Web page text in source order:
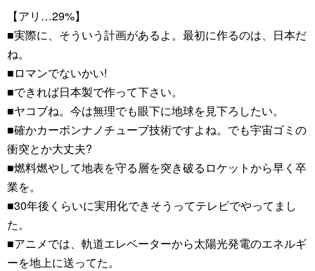
【アリ…29%】
■実際に、そういう計画があるよ。最初に作るのは、日本だ
ね。
■ロマンでないかい!
■できれば日本製で作って下さい。
■ヤコブね。今は無理でも眼下に地球を見下ろしたい。
■確かカーボンナノチューブ技術ですよね。でも宇宙ゴミの
衝突とか大丈夫?
■燃料燃やして地表を守る層を突き破るロケットから早く卒
業を。
■30年後くらいに実用化できそうってテレビでやってまし
た。
■アニメでは、軌道エレベーターから太陽光発電のエネルギ
ーを地上に送ってた。